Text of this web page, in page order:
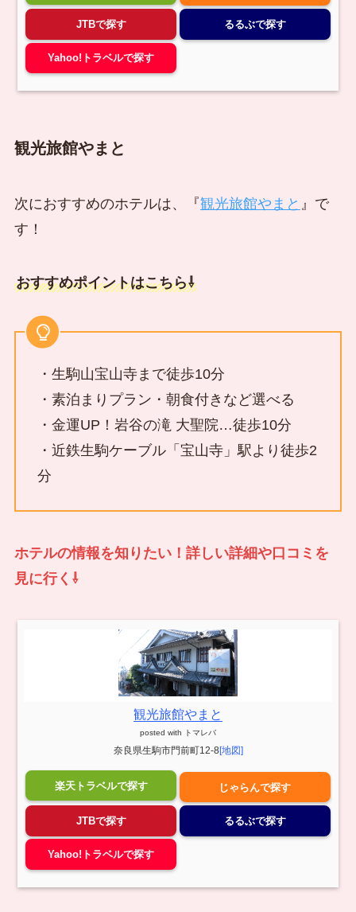
JTBで探す るるぶで探す
Yahoo!トラベルで探す
観光旅館やまと
次におすすめのホテルは、『観光旅館やまと 』で
す！
おすすめポイントはこちら⇩
・生駒山宝山寺まで徒歩10分
・素泊まりプラン・朝食付きなど選べる
・金運UP！岩谷の滝 大聖院…徒歩10分
・近鉄生駒ケーブル「宝山寺」駅より徒歩2
分
ホテルの情報を知りたい！詳しい詳細や口コミを
見に行く⇩
観光旅館やまと
posted with トマレバ
奈良県生駒市門前町12-8[地図]
楽天トラベルで探す じゃらんで探す
JTBで探す るるぶで探す
Yahoo!トラベルで探す